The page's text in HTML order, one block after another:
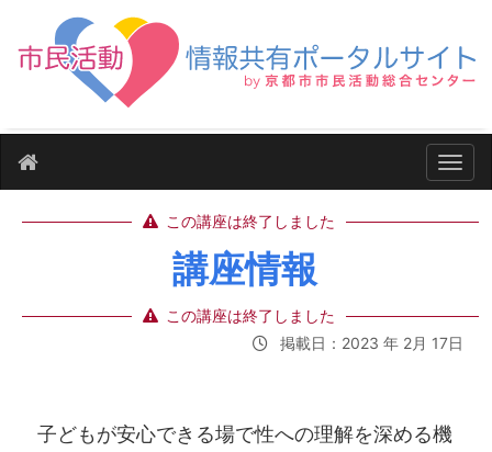
ナビ
この講座は終了しました
講座情報
この講座は終了しました
掲載日：2023 年 2月 17日
子どもが安心できる場で性への理解を深める機